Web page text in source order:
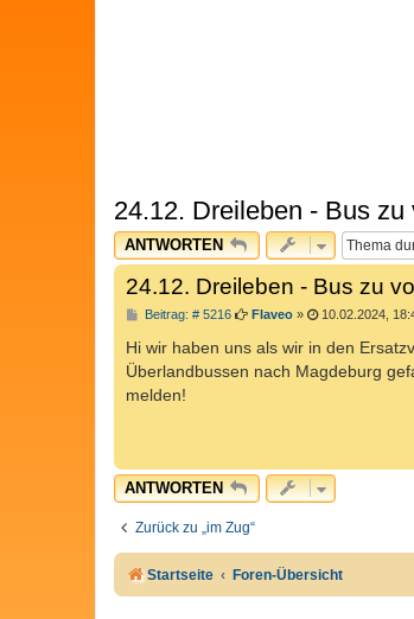
24.12. Dreileben - Bus
ANTWORTEN
24.12. Dreileben - Bus zu
Beitrag: # 5216B
i
r
Flaveo» 10.02.2024,
Hi wir haben uns als wir in den
Überlandbussen nach Magdeburg
melden!
ANTWORTEN
Zurück zu „im Zug“
Startseite Foren-Übersicht